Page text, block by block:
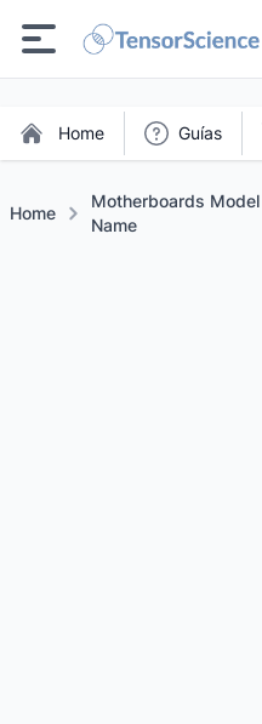
Home Guías
Home
Motherboards Model
Name